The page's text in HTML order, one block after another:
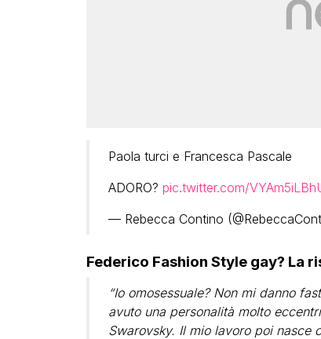
Paola turci e Francesca Pascale
ADORO? pic.twitter.com/
— Rebecca Contino
Federico Fashion Style gay? La
“Io omosessuale? Non mi danno
avuto una personalità molto
Swarovsky. Il mio lavoro poi nasce